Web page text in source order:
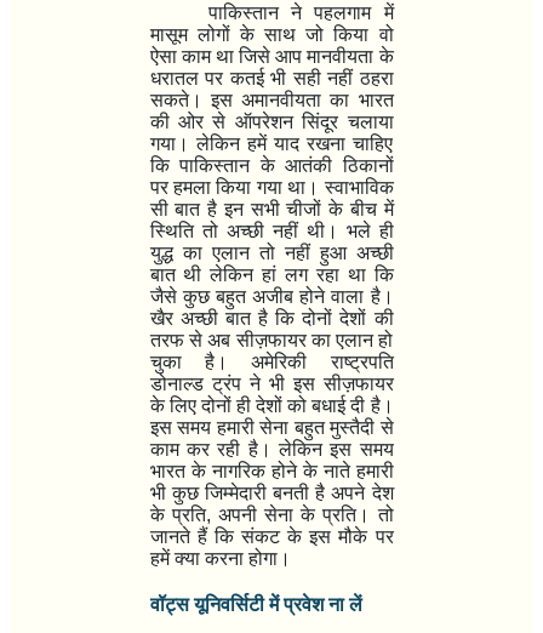
पाकिस्तान ने पहलगाम में
मासूम लोगों के साथ जो किया वो
ऐसा काम था जिसे आप मानवीयता के
धरातल पर कतई भी सही नहीं ठहरा
सकते। इस अमानवीयता का भारत
की ओर से ऑपरेशन सिंदूर चलाया
गया। लेकिन हमें याद रखना चाहिए
कि पाकिस्तान के आतंकी ठिकानों
पर हमला किया गया था। स्वाभाविक
सी बात है इन सभी चीजों के बीच में
स्थिति तो अच्छी नहीं थी। भले ही
युद्ध का एलान तो नहीं हुआ अच्छी
बात थी लेकिन हां लग रहा था कि
जैसे कुछ बहुत अजीब होने वाला है।
खैर अच्छी बात है कि दोनों देशों की
तरफ से अब सीज़फायर का एलान हो
चुका है। अमेरिकी राष्ट्रपति
डोनाल्ड ट्रंप ने भी इस सीज़फायर
के लिए दोनों ही देशों को बधाई दी है।
इस समय हमारी सेना बहुत मुस्तैदी से
काम कर रही है। लेकिन इस समय
भारत के नागरिक होने के नाते हमारी
भी कुछ जिम्मेदारी बनती है अपने देश
के प्रति, अपनी सेना के प्रति। तो
जानते हैं कि संकट के इस मौके पर
हमें क्या करना होगा।
वॉट्स यूनिवर्सिटी में प्रवेश ना लें